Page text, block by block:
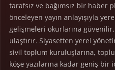
tarafsız ve bağımsız bir haber
önceleyen yayın anlayışıyla
gelişmeleri okurlarına
ulaştırır. Siyasetten yerel
sivil toplum kuruluşlarına,
köşe yazılarına kadar geniş bir